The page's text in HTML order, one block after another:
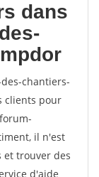
dans
chantiers-
clients pour
il n'est
et trouver des
d'aide